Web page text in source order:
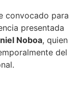
convocado para
presentada
Noboa, quien
del